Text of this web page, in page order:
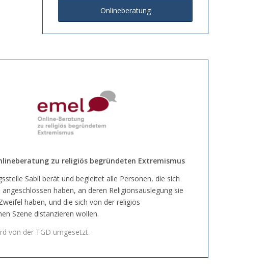
Onlineberatung
zu religiös begründeten Extremismus
Sabil berät und begleitet alle Personen, die sich
angeschlossen haben, an deren Religionsauslegung sie
haben, und die sich von der religiös
Szene distanzieren wollen.
von der TGD umgesetzt.